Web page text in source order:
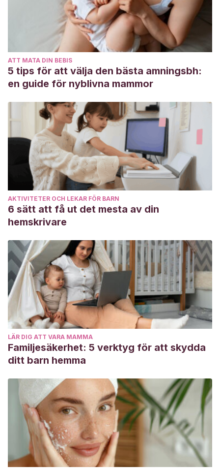
Primaria de la Institución Educativa Pública N° 38452 de
Rinconada Baja del Distrito de Santa Rosa. La Mar–2018.
https://repositorio.ucv.edu.pe/bitstream/handle/
sequence=1&isAllowed=y
Cartuche Cajamarca, Z. X., & Cacay Cacay, M. C.
(2009).
La ausencia de la figura paterna o materna y su
incidencia en el comportamiento socio-afectivo de niños y
niñas de primer año de educación básica de la escuela ‘18
de Noviembre’y Jardín de Infantes ‘José Miguel García
Moreno’, de la ciudad de Loja, periodo 2008–2009”
(Bachelor’s thesis).
https://dspace.unl.edu.ec/jspui/bitstream/123456789/3443/1/
%20CACAY%20MAYRA.pdf
Stern, D.(2014). Vinculo afectivo madre e hijo. Cosas de
la Infancia.
de 4 años(Bachelor’s thesis, Universidad de Guayaquil
Facultad de Filosofía, Letras y Ciencias de la Educación).
http://repositorio.ug.edu.ec/bitstream/redug/14516/1/
ATT MATA DIN BEBIS
5 tips för att välja den bästa amningsbh:
en guide för nyblivna mammor
AKTIVITETER OCH LEKAR FÖR BARN
6 sätt att få ut det mesta av din
hemskrivare
LÄR DIG ATT VARA MAMMA
Familjesäkerhet: 5 verktyg för att skydda
ditt barn hemma